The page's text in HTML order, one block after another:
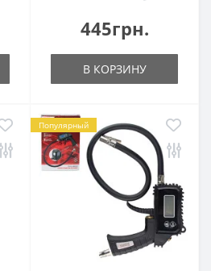
445грн.
В КОРЗИНУ
Популярный